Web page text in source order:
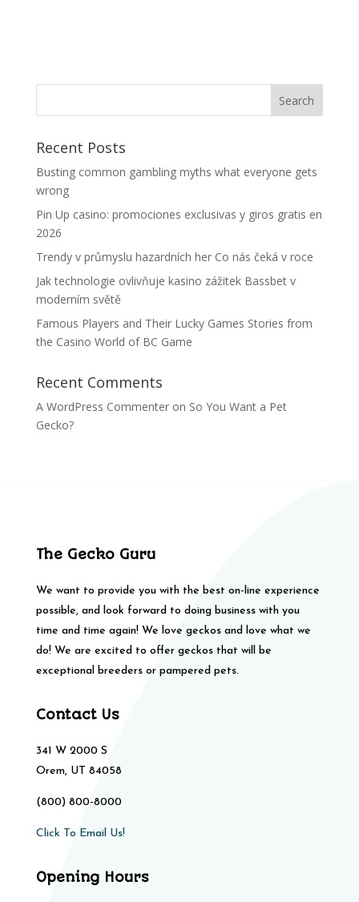
Recent Posts
Busting common gambling myths what everyone gets
wrong
Pin Up casino: promociones exclusivas y giros gratis en
2026
Trendy v průmyslu hazardních her Co nás čeká v roce
Jak technologie ovlivňuje kasino zážitek Bassbet v
moderním světě
Famous Players and Their Lucky Games Stories from
the Casino World of BC Game
Recent Comments
A WordPress Commenteron So You Want a Pet
Gecko?
The Gecko Guru
We want to provide you with the best on-line experience
possible, and look forward to doing business with you
time and time again! We love geckos and love what we
do! We are excited to offer geckos that will be
exceptional breeders or pampered pets.
Contact Us
341 W 2000 S
Orem, UT 84058
(800) 800-8000
Click To Email Us!
Opening Hours